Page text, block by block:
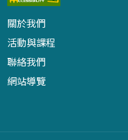
關於我們
活動與課程
聯絡我們
網站導覽